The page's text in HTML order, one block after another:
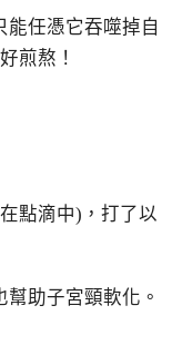
能任憑它吞噬掉自
煎熬！
點滴中)，打了以
助子宮頸軟化。